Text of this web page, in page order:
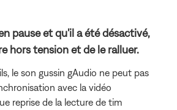
pause et qu'il a été désactivé,
hors tension et de le ralluer.
le son gussin gAudio ne peut pas
avec la vidéo
reprise de la lecture de tim